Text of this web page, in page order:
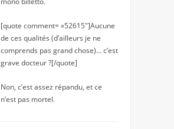
[quote comment= »52615″]Aucune
de ces qualités (d’ailleurs je ne
comprends pas grand chose)… c’est
grave docteur ?[/quote]
Non, c’est assez répandu, et ce
n’est pas mortel.